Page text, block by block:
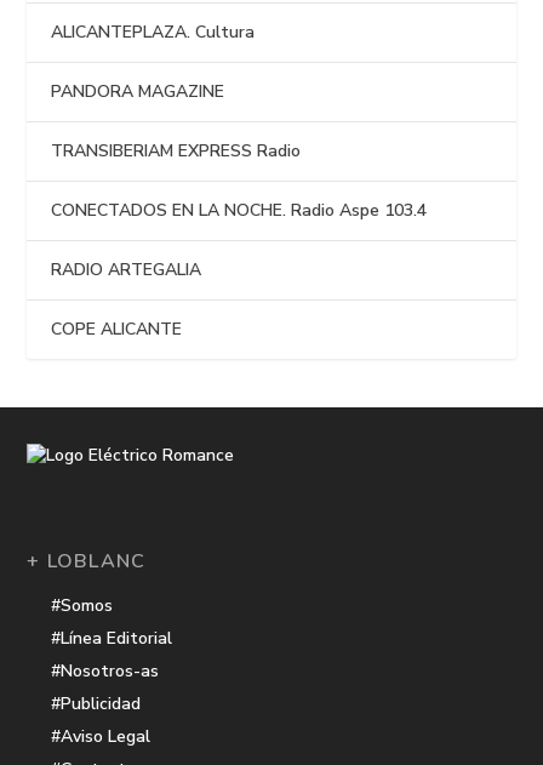
ALICANTEPLAZA. Cultura
PANDORA MAGAZINE
TRANSIBERIAM EXPRESS Radio
CONECTADOS EN LA NOCHE. Radio Aspe 103.4
RADIO ARTEGALIA
COPE ALICANTE
+ LOBLANC
#Somos
#Línea Editorial
#Nosotros-as
#Publicidad
#Aviso Legal